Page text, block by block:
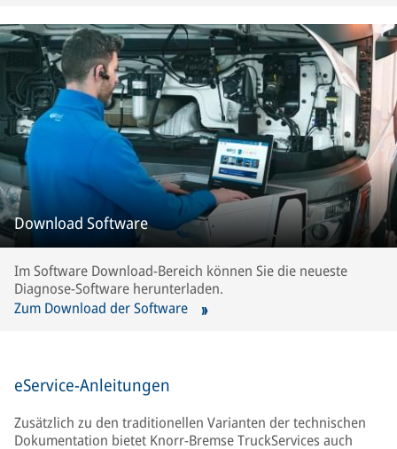
Download Software
Im Software Download-Bereich können Sie die neueste
Diagnose-Software herunterladen.
Zum Download der Software
eService-Anleitungen
Zusätzlich zu den traditionellen Varianten der technischen
Dokumentation bietet Knorr-Bremse TruckServices auch